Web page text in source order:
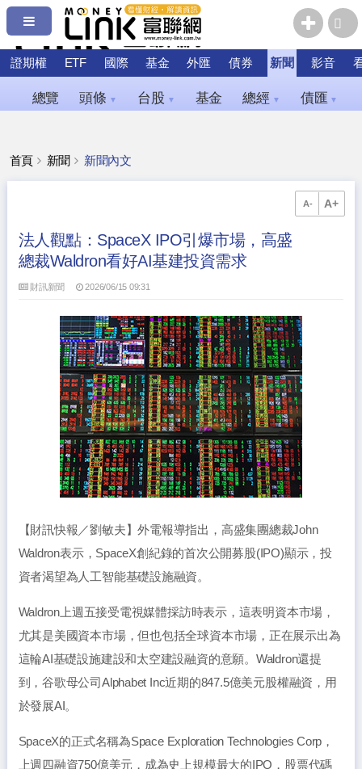
證期權 ETF 國際 基金 外匯 債券 新聞 影音
總覽 頭條 ▼ 台股 ▼ 基金 總經 ▼ 債匯 ▼
首頁 新聞 新聞內文
A- A+
法人觀點：SpaceX IPO引爆市場，高盛
總裁Waldron看好AI基建投資需求
財訊新聞 2026/06/15 09:31
【財訊快報／劉敏夫】外電報導指出，高盛集團總裁John
Waldron表示，SpaceX創紀錄的首次公開募股(IPO)顯示，投
資者渴望為人工智能基礎設施融資。
Waldron上週五接受電視媒體採訪時表示，這表明資本市場，
尤其是美國資本市場，但也包括全球資本市場，正在展示出為
這輪AI基礎設施建設和太空建設融資的意願。Waldron還提
到，谷歌母公司Alphabet Inc近期的847.5億美元股權融資，用
於發展AI。
SpaceX的正式名稱為Space Exploration Technologies Corp，
上週四融資750億美元，成為史上規模最大的IPO，股票代碼